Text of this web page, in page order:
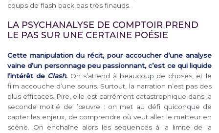
coups de flash back pas très finauds.
LA PSYCHANALYSE DE COMPTOIR PREND
LE PAS SUR UNE CERTAINE POÉSIE
Cette manipulation du récit, pour accoucher d’une analyse
vaine d’un personnage peu passionnant, c’est ce qui liquide
l’intérêt de Clash. On s’attend à beaucoup de choses, et le
film accouche d’une souris. Surtout, la narration n’est pas des
plus efficaces. Pire, elle est carrément catastrophique dans la
seconde moitié de l’œuvre : on met au défi quiconque de
capter les enjeux, de comprendre où veut aller le metteur en
scène. On enchaîne alors les séquences à la limite de la